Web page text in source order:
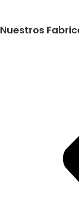
Nuestros